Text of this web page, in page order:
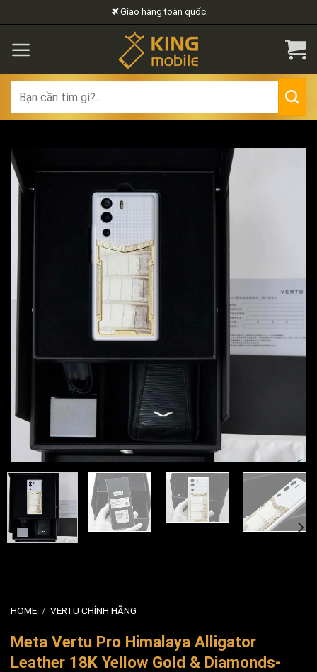
to
content
Giao hàng toàn quốc
for:
HOME / VERTU CHÍNH HÃNG
Meta Vertu Pro Himalaya Alligator
Leather 18K Yellow Gold & Diamonds-